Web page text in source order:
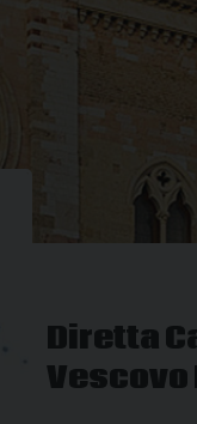
Diretta
Vescovo